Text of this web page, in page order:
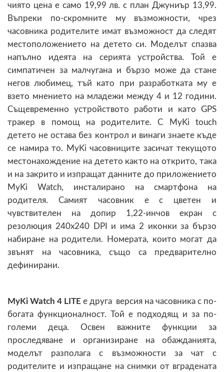
чиято цена е само 19,99 лв. с план Джуниър 13,99.
Въпреки по-скромните му възможности, чрез
часовника родителите имат възможност да следят
местоположението на детето си. Моделът спазва
напълно идеята на серията устройства. Той е
симпатичен за малчугана и бързо може да стане
негов любимец, тъй като при разработката му е
взето мнението на младежи между 4 и 12 години.
Същевременно устройството работи и като GPS
тракер в помощ на родителите. С MyKi touch
детето не остава без контрол и винаги знаете къде
се намира то. MyKi часовниците засичат текущото
местонахождение на детето както на открито, така
и на закрито и изпращат данните до приложението
MyKi Watch, инсталирано на смартфона на
родителя. Самият часовник е с цветен и
чувствителен на допир 1,22-инчов екран с
резолюция 240x240 DPI и има 2 иконки за бързо
набиране на родители. Номерата, които могат да
звънят на часовника, също са предварително
дефинирани.
MyKi Watch 4 LITE е друга версия на часовника с по-
богата функционалност. Той е подходящ и за по-
големи деца. Освен важните функции за
проследяване и организиране на обажданията,
моделът разполага с възможности за чат с
родителите и изпращане на снимки от вградената